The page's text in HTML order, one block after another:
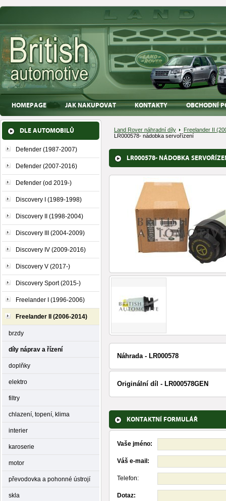
HOMEPAGE JAK NAKUPOVAT KONTAKTY OBCHODNÍ
DLE AUTOMOBILŮ
Defender (1987-2007)
Defender (2007-2016)
Defender (od 2019-)
Discovery I (1989-1998)
Discovery II (1998-2004)
Discovery III (2004-2009)
Discovery IV (2009-2016)
Discovery V (2017-)
Discovery Sport (2015-)
Freelander I (1996-2006)
Freelander II (2006-2014)
brzdy
díly náprav a řízení
doplňky
elektro
filtry
chlazení, topení, klima
interier
karoserie
motor
převodovka a pohonné ústrojí
skla
Land Rover náhradní díly
Freelander II
LR000578- nádobka servořízení
LR000578- NÁDOBKA
Náhrada - LR000578
Originální díl - LR000578GEN
KONTAKTNÍ FORMULÁŘ
Vaše jméno:
Váš e-mail:
Telefon:
Dotaz: